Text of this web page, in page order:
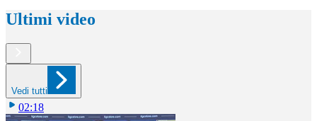
Ultimi video
Vedi tutti
02:18